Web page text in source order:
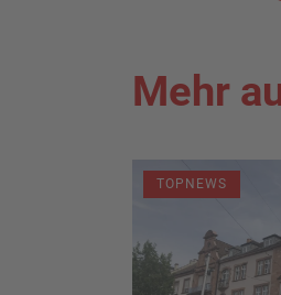
Mehr
TOPNEWS